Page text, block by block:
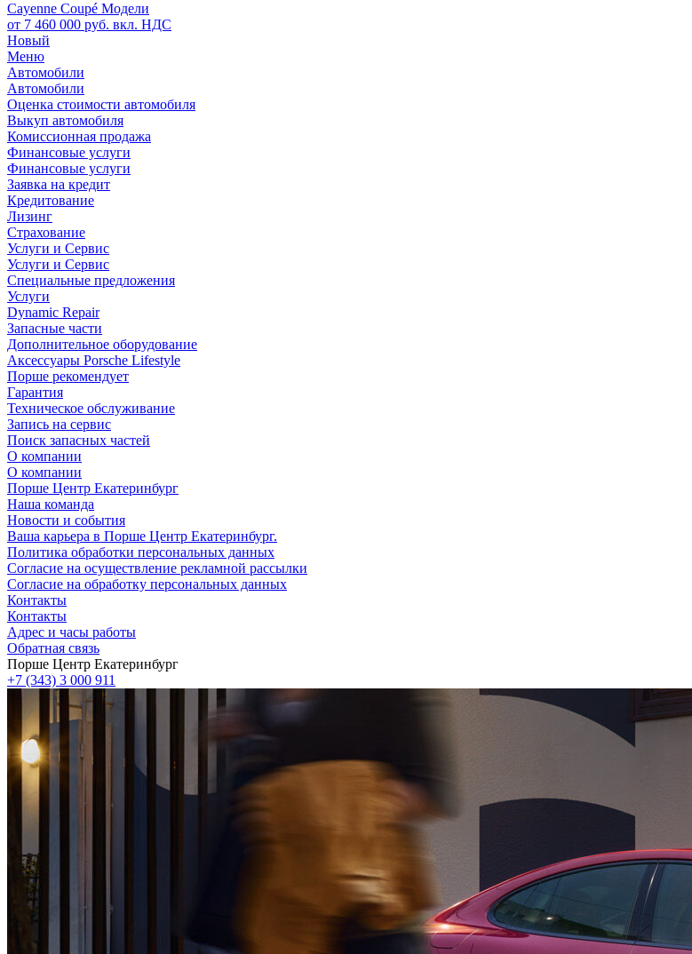
Cayenne Coupé Модели
от 7 460 000 руб. вкл. НДС
Новый
Меню
Автомобили
Автомобили
Оценка стоимости автомобиля
Выкуп автомобиля
Комиссионная продажа
Финансовые услуги
Финансовые услуги
Заявка на кредит
Кредитование
Лизинг
Страхование
Услуги и Сервис
Услуги и Сервис
Специальные предложения
Услуги
Dynamic Repair
Запасные части
Дополнительное оборудование
Аксессуары Porsche Lifestyle
Порше рекомендует
Гарантия
Техническое обслуживание
Запись на сервис
Поиск запасных частей
О компании
О компании
Порше Центр Екатеринбург
Наша команда
Новости и события
Ваша карьера в Порше Центр Екатеринбург.
Политика обработки персональных данных
Согласие на осуществление рекламной рассылки
Согласие на обработку персональных данных
Контакты
Контакты
Адрес и часы работы
Обратная связь
Порше Центр Екатеринбург
+7 (343) 3 000 911